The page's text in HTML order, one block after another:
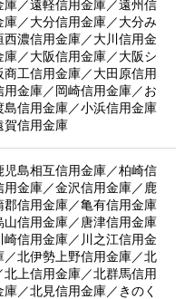
庫／遠軽信用金庫／遠州信
庫／大分信用金庫／大分み
西濃信用金庫／大川信用金
／大阪信用金庫／大阪シ
工信用金庫／大田原信用
金庫／岡崎信用金庫／お
信用金庫／小浜信用金庫
賀信用金庫
児島相互信用金庫／柏崎信
用金庫／金沢信用金庫／鹿
信用金庫／亀有信用金庫
山信用金庫／唐津信用金庫
崎信用金庫／川之江信用金
／北伊勢上野信用金庫／北
上信用金庫／北群馬信用
／北見信用金庫／きのく